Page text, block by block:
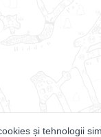
și tehnologii